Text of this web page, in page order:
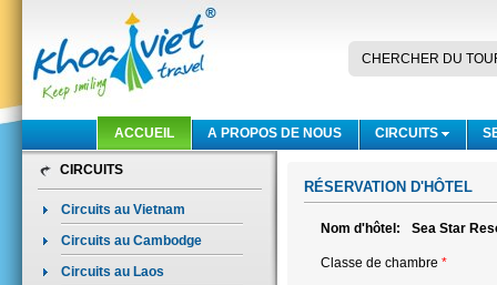
CHERCHER DU
CIRCUITS
A PROPOS DE NOUS
ACCUEIL
CIRCUITS
Circuits au Vietnam
Circuits au Cambodge
Circuits au Laos
RÉSERVATION D'HÔTEL
Nom d'hôtel: Sea Star
Classe de chambre *